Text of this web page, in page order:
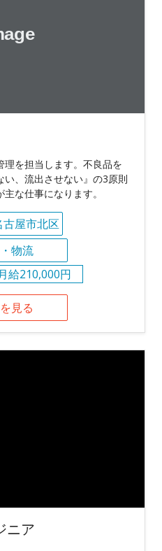
を担当します。不良品を
い、流出させない』の3原則
な仕事になります。
古屋市北区
物流
給210,000円
見る
ニア